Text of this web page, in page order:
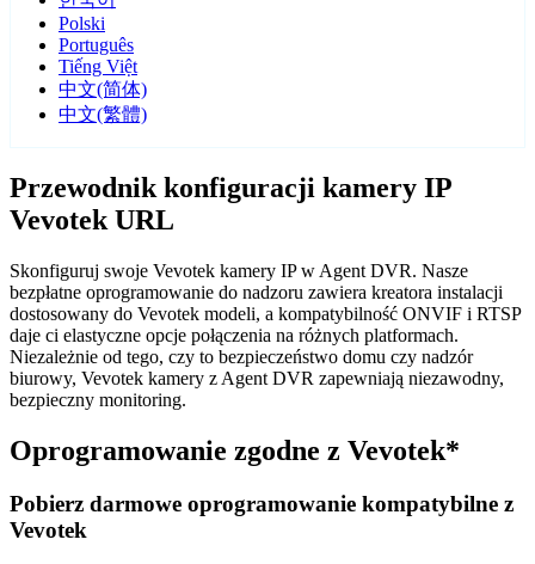
Polski
Português
Tiếng Việt
中文(简体)
中文(繁體)
Przewodnik konfiguracji kamery IP
Vevotek URL
Skonfiguruj swoje Vevotek kamery IP w Agent DVR. Nasze
bezpłatne oprogramowanie do nadzoru zawiera kreatora instalacji
dostosowany do Vevotek modeli, a kompatybilność ONVIF i RTSP
daje ci elastyczne opcje połączenia na różnych platformach.
Niezależnie od tego, czy to bezpieczeństwo domu czy nadzór
biurowy, Vevotek kamery z Agent DVR zapewniają niezawodny,
bezpieczny monitoring.
Oprogramowanie zgodne z Vevotek*
Pobierz darmowe oprogramowanie kompatybilne z
Vevotek